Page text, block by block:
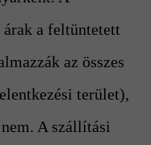
a feltüntetett
az összes
terület),
A szállítási